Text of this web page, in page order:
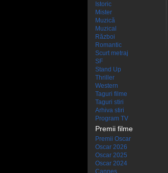
Istoric
Mister
Muzică
Muzical
Război
Romantic
Scurt metraj
SF
Stand Up
Thriller
Western
Taguri filme
Taguri stiri
Arhiva stiri
Program TV
Premii filme
Premii Oscar
Oscar 2026
Oscar 2025
Oscar 2024